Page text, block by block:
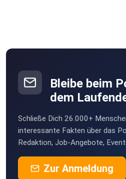
Bleibe beim
dem
Schließe Dich 26.000+
interessante Fakten über das
Redaktion, Job-Angebote,
Zur Anmeldung